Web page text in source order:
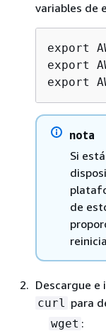
variables de
export
export
export
nota
Si
de
Descargue e
curl para
wget :